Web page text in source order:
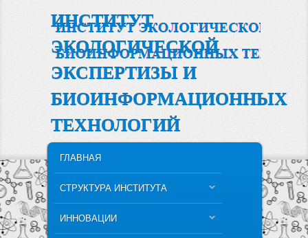
ИНСТИТУТ
ЭКОЛОГИЧЕСКОЙ
ЭКСПЕРТИЗЫ И
БИОИНФОРМАЦИОННЫХ
ТЕХНОЛОГИЙ
SKIP TO PRIMARY CONTENT
SKIP TO SECONDARY CONTENT
ГЛАВНАЯ
СТРУКТУРА ИНСТИТУТА
ИННОВАЦИИ